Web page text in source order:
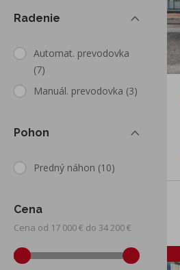
Radenie
Automat. prevodovka
(7)
Manuál. prevodovka (3)
Pohon
Predný náhon (10)
Cena
Cena od 17 000 € do 34 200 €